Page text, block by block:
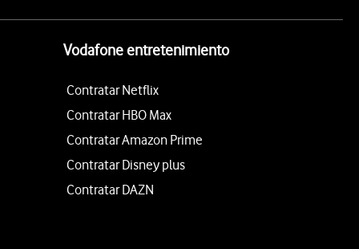
Vodafone entretenimiento
Contratar Netflix
Contratar HBO Max
Contratar Amazon Prime
Contratar Disney plus
Contratar DAZN